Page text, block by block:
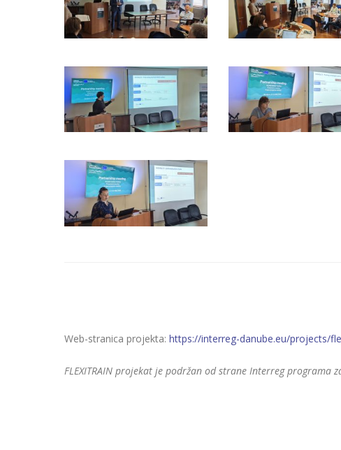
Web-stranica projekta: https://interreg-danube.eu/projects/
FLEXITRAIN projekat je podržan od strane Interreg programa